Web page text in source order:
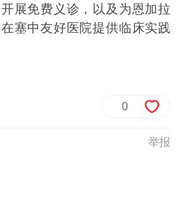
展免费义诊，以及为恩加拉
塞中友好医院提供临床实践
0
举报